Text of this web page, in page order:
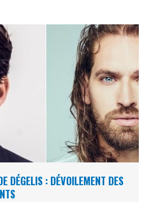
DÉGELIS : DÉVOILEMENT DES